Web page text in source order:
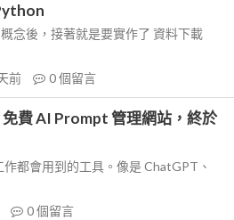
念後，接著就是要實作了 資料下載
前 0個留言
免費 AI Prompt 管理網站，終於
都會用到的工具。像是 ChatGPT、
0個留言